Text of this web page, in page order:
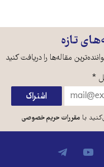
تازه
مقاله‌ها را دریافت کنید
*
بامقررات حریم خصوصی